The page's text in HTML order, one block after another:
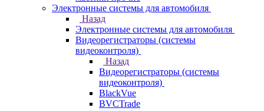
Электронные системы для автомобиля
Назад
Электронные системы для автомобиля
Видеорегистраторы (системы
видеоконтроля)
Назад
Видеорегистраторы (системы
видеоконтроля)
BlackVue
BVCTrade